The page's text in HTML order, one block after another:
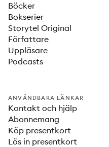
Böcker
Bokserier
Storytel Original
Författare
Uppläsare
Podcasts
ANVÄNDBARA LÄNKAR
Kontakt och hjälp
Abonnemang
Köp presentkort
Lös in presentkort